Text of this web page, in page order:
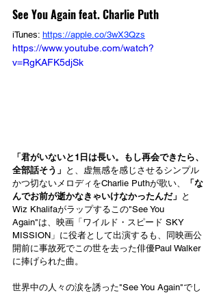
See You Again feat. Charlie Puth
iTunes: https://apple.co/3wX3Qzs
https://www.youtube.com/watch?
v=RgKAFK5djSk
「君がいないと1日は長い。もし再会できたら、
全部話そう」 と、虚無感を感じさせるシンプル
かつ切ないメロディをCharlie Puthが歌い、
「な
んでお前が逝かなきゃいけなかったんだ」 と
Wiz Khalifaがラップするこの"See You
Again"は、映画「ワイルド・スピード SKY
MISSION」に役者として出演するも、同映画公
開前に事故死でこの世を去った俳優Paul Walker
に捧げられた曲。
世界中の人々の涙を誘った"See You Again"でし